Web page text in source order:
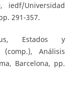
Universidad
291-357.
Estados y
Análisis
Barcelona, pp.